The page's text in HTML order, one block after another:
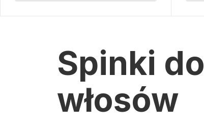
Spinki do
włosów